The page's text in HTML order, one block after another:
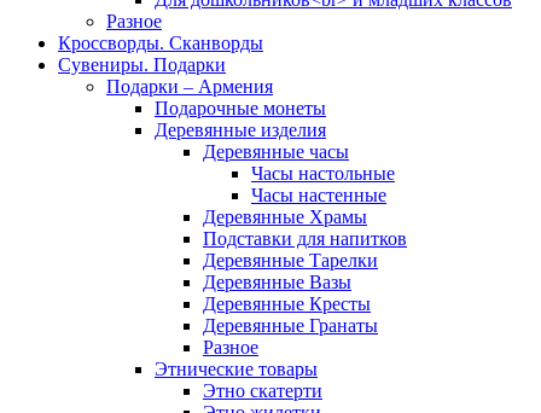
Разное
Кроссворды. Сканворды
Сувениры. Подарки
Подарки – Армения
Подарочные монеты
Деревянные изделия
Деревянные часы
Часы настольные
Часы настенные
Деревянные Храмы
Подставки для напитков
Деревянные Тарелки
Деревянные Вазы
Деревянные Кресты
Деревянные Гранаты
Разное
Этнические товары
Этно скатерти